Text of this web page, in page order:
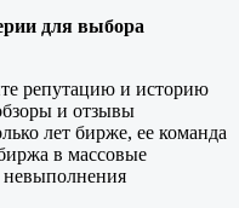
для выбора
репутацию и историю
и отзывы
лет бирже, ее команда
в массовые
невыполнения